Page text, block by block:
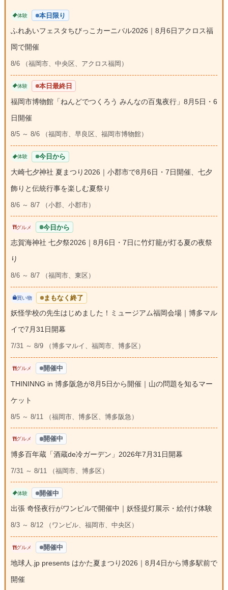
体験 本日限り
ふれあいフェスタちびっこカーニバル2026｜8月6日アクロス福
岡で開催
8/6 （福岡市、中央区、アクロス福岡）
体験 本日最終日
福岡市博物館「ねんどでつくろう みんなの百鬼夜行」8月5日・6
日開催
8/5 ～ 8/6 （福岡市、早良区、福岡市博物館）
体験 今日から
大崎七夕神社 夏まつり2026｜小郡市で8月6日・7日開催、七夕
飾りと伝統行事を楽しむ夏祭り
8/6 ～ 8/7 （小郡、小郡市）
グルメ 今日から
志賀海神社 七夕祭2026｜8月6日・7日に竹灯籠が灯る夏の夜祭
り
8/6 ～ 8/7 （福岡市、東区）
買い物 まもなく終了
妖怪学校の先生はじめました！ミュージアム福岡会場｜博多マル
イで7月31日開幕
7/31 ～ 8/9 （博多マルイ、福岡市、博多区）
グルメ 開催中
THININNG in 博多阪急が8月5日から開催｜山の問題を知るマー
ケット
8/5 ～ 8/11 （福岡市、博多区、博多阪急）
グルメ 開催中
博多百年蔵「酒蔵de冷ガーデン」2026年7月31日開幕
7/31 ～ 8/11 （福岡市、博多区）
体験 開催中
出張 奇怪夜行がワンビルで開催中｜妖怪提灯展示・絵付け体験
8/3 ～ 8/12 （ワンビル、福岡市、中央区）
グルメ 開催中
地球人.jp presents はかた夏まつり2026｜8月4日から博多駅前で
開催